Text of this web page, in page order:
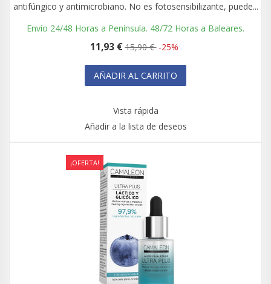
antifúngico y antimicrobiano. No es fotosensibilizante, puede...
Envío 24/48 Horas a Península. 48/72 Horas a Baleares.
11,93 € 15,90 € -25%
AÑADIR AL CARRITO
Vista rápida
Añadir a la lista de deseos
¡OFERTA!